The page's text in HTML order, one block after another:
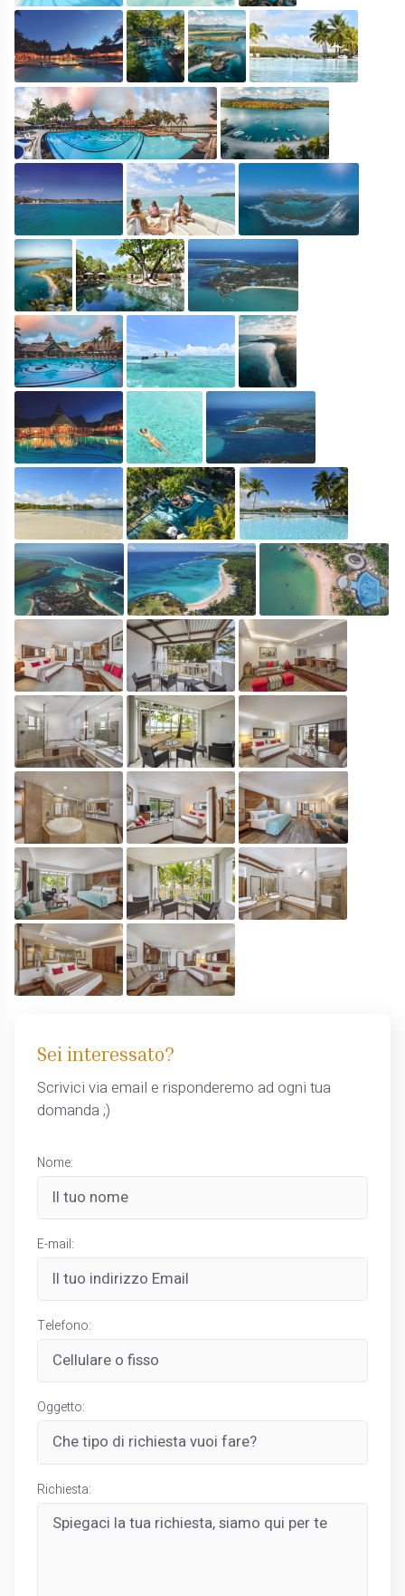
Sei interessato?
Scrivici via email e risponderemo ad ogni tua
domanda ;)
Nome:
E-mail:
Telefono:
Oggetto:
Richiesta: